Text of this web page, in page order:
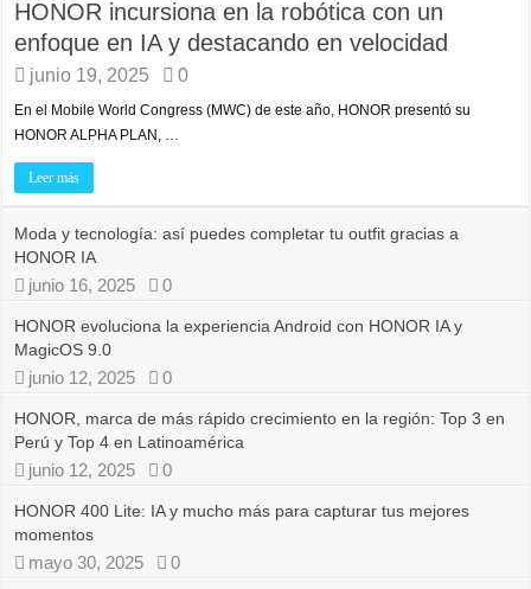
HONOR incursiona en la robótica con un
enfoque en IA y destacando en velocidad
junio 19, 2025 0
En el Mobile World Congress (MWC) de este año, HONOR presentó su
HONOR ALPHA PLAN, …
Leer más
Moda y tecnología: así puedes completar tu outfit gracias a
HONOR IA
junio 16, 2025 0
HONOR evoluciona la experiencia Android con HONOR IA y
MagicOS 9.0
junio 12, 2025 0
HONOR, marca de más rápido crecimiento en la región: Top 3 en
Perú y Top 4 en Latinoamérica
junio 12, 2025 0
HONOR 400 Lite: IA y mucho más para capturar tus mejores
momentos
mayo 30, 2025 0